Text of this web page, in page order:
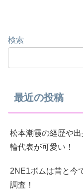
検索
最近の投稿
松本潮霞の経歴や
輪代表が可愛い！
2NE1ボムは昔と今
調査！